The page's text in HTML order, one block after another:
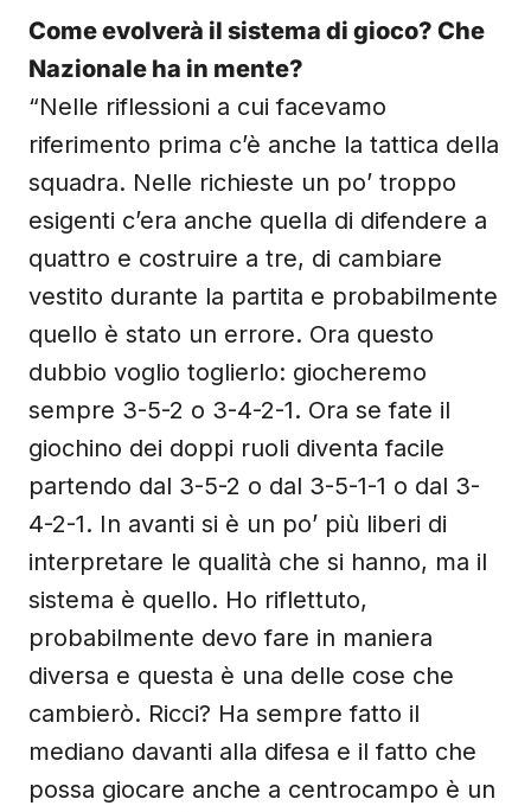
Come evolverà il sistema di gioco? Che
Nazionale ha in mente?
“Nelle riflessioni a cui facevamo
riferimento prima c’è anche la tattica della
squadra. Nelle richieste un po’ troppo
esigenti c’era anche quella di difendere a
quattro e costruire a tre, di cambiare
vestito durante la partita e probabilmente
quello è stato un errore. Ora questo
dubbio voglio toglierlo: giocheremo
sempre 3-5-2 o 3-4-2-1. Ora se fate il
giochino dei doppi ruoli diventa facile
partendo dal 3-5-2 o dal 3-5-1-1 o dal 3-
4-2-1. In avanti si è un po’ più liberi di
interpretare le qualità che si hanno, ma il
sistema è quello. Ho riflettuto,
probabilmente devo fare in maniera
diversa e questa è una delle cose che
cambierò. Ricci? Ha sempre fatto il
mediano davanti alla difesa e il fatto che
possa giocare anche a centrocampo è un